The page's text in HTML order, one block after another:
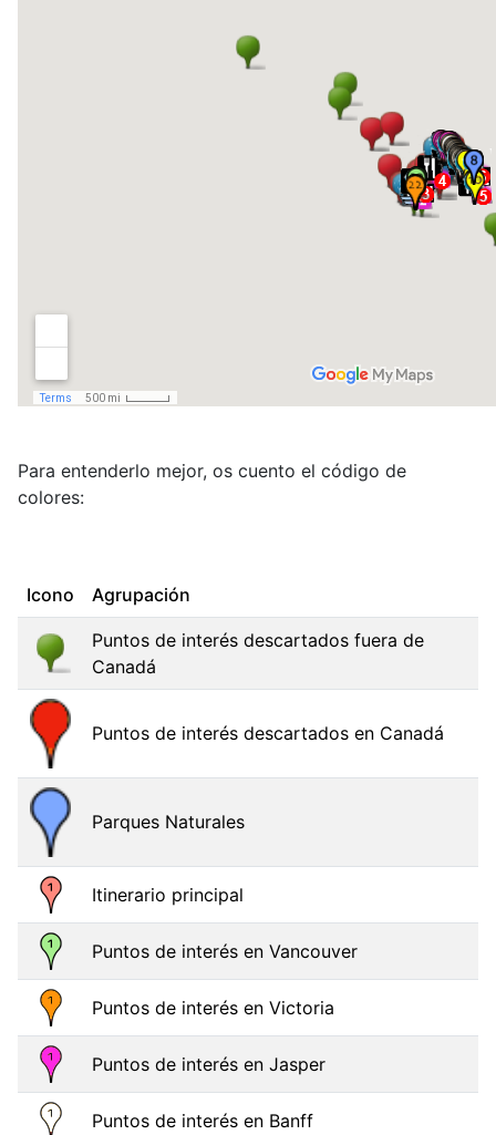
Para entenderlo mejor, os cuento el código de
colores:
Icono Agrupación
Puntos de interés descartados fuera de
Canadá
Puntos de interés descartados en Canadá
Parques Naturales
Itinerario principal
Puntos de interés en Vancouver
Puntos de interés en Victoria
Puntos de interés en Jasper
Puntos de interés en Banff